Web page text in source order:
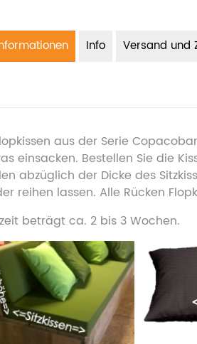
aus der Serie
einsacken. Bestellen Sie die
abzüglich der Dicke des
reihen lassen. Alle Rücken
beträgt ca. 2 bis 3 Wochen.
Info Versand und